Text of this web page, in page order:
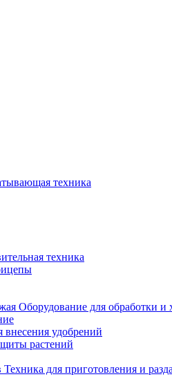
техника
техника
Оборудование для обработки и
внесения удобрений
растений
Техника для приготовления и